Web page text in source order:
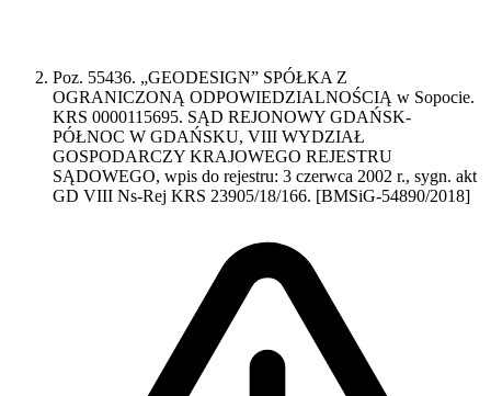
Poz. 55436. „GEODESIGN” SPÓŁKA Z
OGRANICZONĄ ODPOWIEDZIALNOŚCIĄ w Sopocie.
KRS 0000115695. SĄD REJONOWY GDAŃSK-
PÓŁNOC W GDAŃSKU, VIII WYDZIAŁ
GOSPODARCZY KRAJOWEGO REJESTRU
SĄDOWEGO, wpis do rejestru: 3 czerwca 2002 r., sygn. akt
GD VIII Ns-Rej KRS 23905/18/166. [BMSiG-54890/2018]